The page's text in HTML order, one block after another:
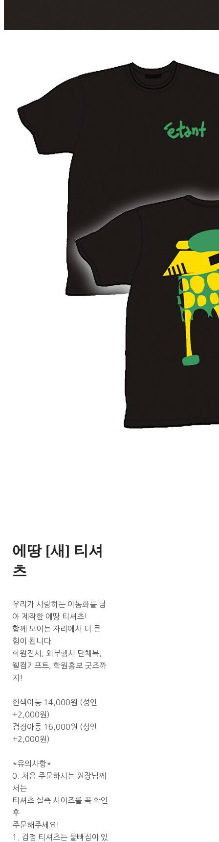
에땅 [새] 티셔
츠
우리가 사랑하는 아동화를 담
아 제작한 에땅 티셔츠!
함께 모이는 자리에서 더 큰
힘이 됩니다.
학원전시, 외부행사 단체복,
웰컴기프트, 학원홍보 굿즈까
지!
흰색아동 14,000원 (성인
+2,000원)
검정아동 16,000원 (성인
+2,000원)
*유의사항*
0. 처음 주문하시는 원장님께
서는
티셔츠 실측 사이즈를 꼭 확인
후
주문해주세요!
1. 검정 티셔츠는 물빠짐이 있